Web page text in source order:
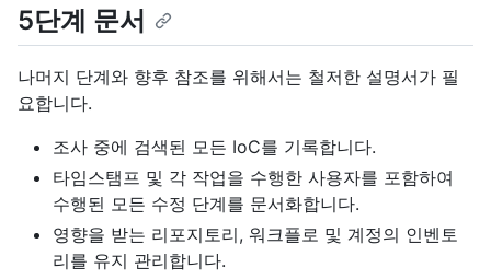
5단계 문서
나머지 단계와 향후 참조를 위해서는 철저한 설명서가 필
요합니다.
조사 중에 검색된 모든 IoC를 기록합니다.
타임스탬프 및 각 작업을 수행한 사용자를 포함하여
수행된 모든 수정 단계를 문서화합니다.
영향을 받는 리포지토리, 워크플로 및 계정의 인벤토
리를 유지 관리합니다.